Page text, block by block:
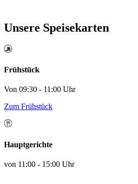
Unsere Speisekarten
Frühstück
Von 09:30 - 11:00 Uhr
Zum Frühstück
Hauptgerichte
von 11:00 - 15:00 Uhr